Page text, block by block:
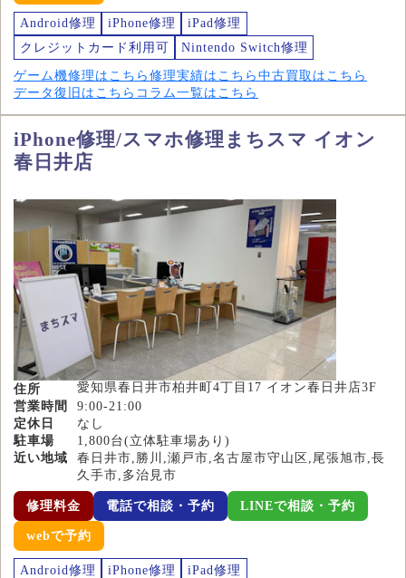
Android修理 iPhone修理
iPad修理
クレジットカード利用可
Nintendo Switch修理
ゲーム機修理はこちら 修理実績はこちら 中古買取はこちら
データ復旧はこちら コラム一覧はこちら
iPhone修理/スマホ修理まちスマ イオン
春日井店
住所
愛知県春日井市柏井町4丁目17 イオン春日井店3F
営業時間
9:00-21:00
定休日
なし
駐車場
1,800台(立体駐車場あり)
近い地域
春日井市,勝川,瀬戸市,名古屋市守山区,尾張旭市,長
久手市,多治見市
修理料金 電話で相談・予約 LINEで相談・予約
webで予約
Android修理 iPhone修理
iPad修理